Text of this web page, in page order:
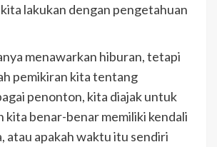
lakukan dengan pengetahuan
menawarkan hiburan, tetapi
pemikiran kita tentang
penonton, kita diajak untuk
kita benar-benar memiliki kendali
atau apakah waktu itu sendiri